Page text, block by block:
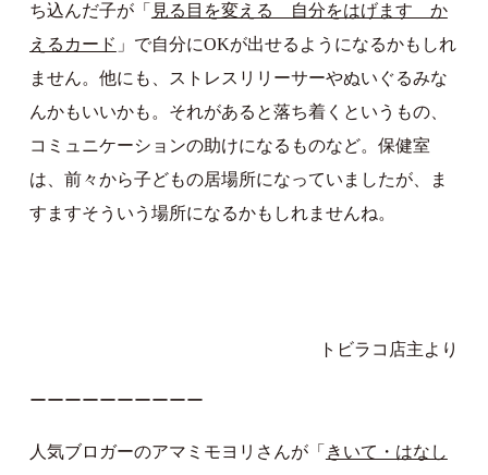
ち込んだ子が「 見る目を変える 自分をはげます か
えるカード 」で自分にOKが出せるようになるかもしれ
ません。他にも、ストレスリリーサーやぬいぐるみな
んかもいいかも。それがあると落ち着くというもの、
コミュニケーションの助けになるものなど。保健室
は、前々から子どもの居場所になっていましたが、ま
すますそういう場所になるかもしれませんね。
トビラコ店主より
ーーーーーーーーーー
人気ブロガーのアマミモヨリさんが「 きいて・はなし